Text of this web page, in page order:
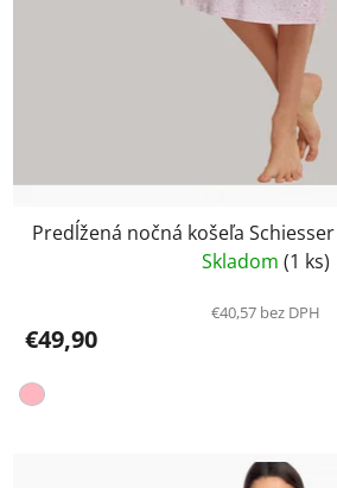
Predĺžená nočná košeľa Schiesser
Skladom (1 ks)
€40,57 bez DPH
€49,90